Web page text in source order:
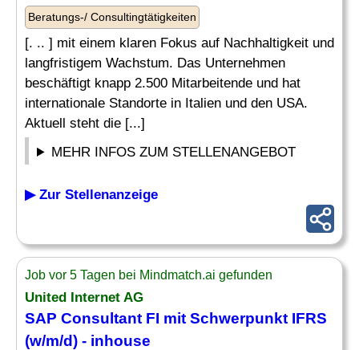
Beratungs-/ Consultingtätigkeiten
[. .. ] mit einem klaren Fokus auf Nachhaltigkeit und
langfristigem Wachstum. Das Unternehmen
beschäftigt knapp 2.500 Mitarbeitende und hat
internationale Standorte in Italien und den USA.
Aktuell steht die [...]
MEHR INFOS ZUM STELLENANGEBOT
▶ Zur Stellenanzeige
Job vor 5 Tagen bei Mindmatch.ai gefunden
United Internet AG
SAP Consultant FI mit Schwerpunkt IFRS
(w/m/d) - inhouse